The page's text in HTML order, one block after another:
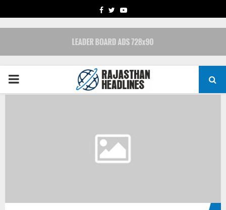
FACEBOOK
TWITTERYOUTUBE
PRIMARY